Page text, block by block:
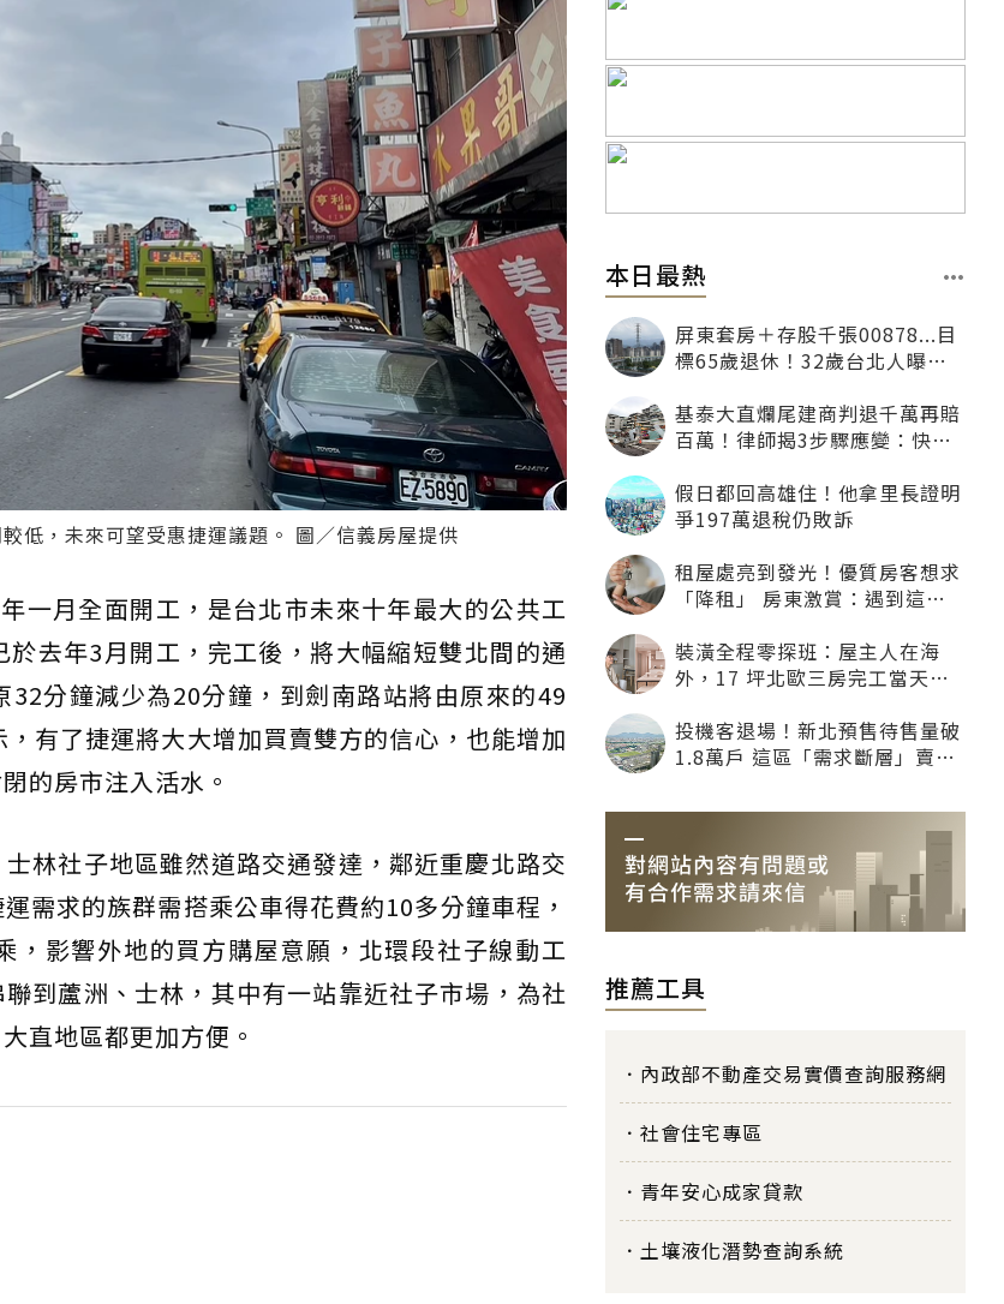
低，未來可望受惠捷運議題。 圖／信義房屋提供
一月全面開工，是台北市未來十年最大的公共工
去年3月開工，完工後，將大幅縮短雙北間的通
分鐘減少為20分鐘，到劍南路站將由原來的49
有了捷運將大大增加買賣雙方的信心，也能增加
的房市注入活水。
林社子地區雖然道路交通發達，鄰近重慶北路交
需求的族群需搭乘公車得花費約10多分鐘車程，
，影響外地的買方購屋意願，北環段社子線動工
到蘆洲、士林，其中有一站靠近社子市場，為社
直地區都更加方便。
本日最熱
屏東套房＋存股千張00878...目
標65歲退休！32歲台北人曝：
基泰大直爛尾建商判退千萬再賠
百萬！律師揭3步驟應變：快通
假日都回高雄住！他拿里長證明
爭197萬退稅仍敗訴
租屋處亮到發光！優質房客想求
「降租」 房東激賞：遇到這種
裝潢全程零探班：屋主人在海
外，17 坪北歐三房完工當天才
投機客退場！新北預售待售量破
1.8萬戶 這區「需求斷層」賣壓
推薦工具
內政部不動產交易實價查詢服務網
社會住宅專區
青年安心成家貸款
土壤液化潛勢查詢系統